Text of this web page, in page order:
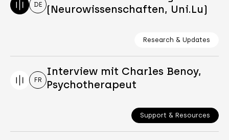
DE
(Neurowissenschaften, Uni.Lu)
Research & Updates
FR
Interview mit Charles Benoy,
Psychotherapeut
Support & Resources